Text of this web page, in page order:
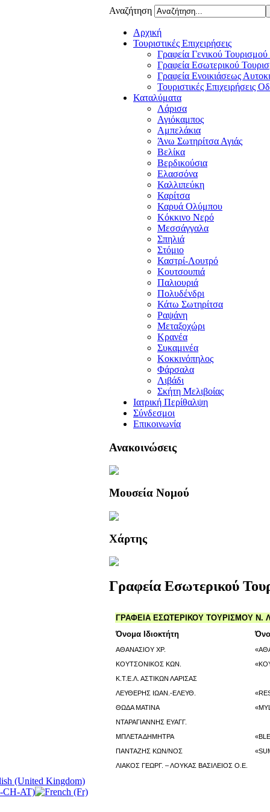
Αναζήτηση
Αρχική
Τουριστικές Επιχειρήσεις
Γραφεία Γενικού
Γραφεία Εσωτερικού
Γραφεία Ενοικιάσεως
Τουριστικές
Καταλύματα
Λάρισα
Αγιόκαμπος
Αμπελάκια
Άνω Σωτηρίτσα Αγιάς
Βελίκα
Βερδικούσια
Ελασσόνα
Καλλιπεύκη
Καρίτσα
Καρυά Ολύμπου
Κόκκινο Νερό
Μεσσάγγαλα
Σπηλιά
Στόμιο
Καστρί-Λουτρό
Κουτσουπιά
Παλιουριά
Πολυδένδρι
Κάτω Σωτηρίτσα
Ραψάνη
Μεταξοχώρι
Κρανέα
Συκαμινέα
Κοκκινόπηλος
Φάρσαλα
Λιβάδι
Σκήτη Μελιβοίας
Ιατρική Περίθαλψη
Σύνδεσμοι
Επικοινωνία
Ανακοινώσεις
Μουσεία Νομού
Χάρτης
Γραφεία Εσωτερικού
ΓΡΑΦΕΙΑ ΕΣΩΤΕΡΙΚΟΥ ΤΟΥΡΙΣΜΟΥ Ν.
Όνομα Ιδιοκτήτη
ΑΘΑΝΑΣΙΟΥ ΧΡ.
ΚΟΥΤΣΟΝΙΚΟΣ ΚΩΝ.
Κ.Τ.Ε.Λ. ΑΣΤΙΚΩΝ ΛΑΡΙΣΑΣ
ΛΕΥΘΕΡΗΣ ΙΩΑΝ.-ΕΛΕΥΘ.
ΘΩΔΑ ΜΑΤΙΝΑ
ΝΤΑΡΑΓΙΑΝΝΗΣ ΕΥΑΓΓ.
ΜΠΛΕΤΑ ΔΗΜΗΤΡΑ
ΠΑΝΤΑΖΗΣ ΚΩΝ/ΝΟΣ
ΛΙΑΚΟΣ ΓΕΩΡΓ. – ΛΟΥΚΑΣ ΒΑΣΙΛΕΙΟΣ Ο.Ε.